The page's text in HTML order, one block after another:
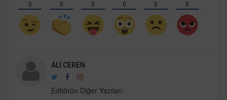
0 0 0 0 0 0
ALI CEREN
Editörün Diğer Yazıları